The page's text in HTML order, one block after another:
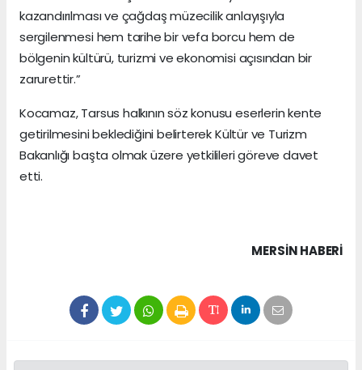
kazandırılması ve çağdaş müzecilik anlayışıyla
sergilenmesi hem tarihe bir vefa borcu hem de
bölgenin kültürü, turizmi ve ekonomisi açısından bir
zarurettir.”
Kocamaz, Tarsus halkının söz konusu eserlerin kente
getirilmesini beklediğini belirterek Kültür ve Turizm
Bakanlığı başta olmak üzere yetkilileri göreve davet
etti.
MERSIN HABERİ